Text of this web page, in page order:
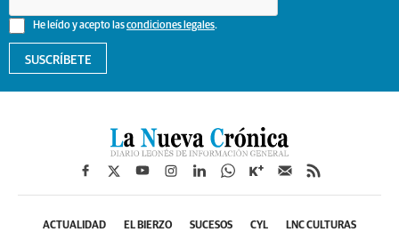
He leído y acepto lascondiciones legales.
SUSCRÍBETE
ACTUALIDAD EL BIERZO SUCESOS CYL LNC CULTURAS